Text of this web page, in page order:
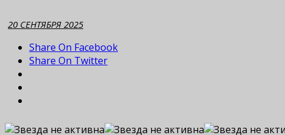
20 СЕНТЯБРЯ 2025
Share On Facebook
Share On Twitter